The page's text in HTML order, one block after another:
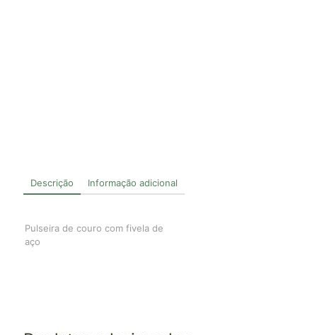
Descrição Informação adicional
Pulseira de couro com fivela de
aço